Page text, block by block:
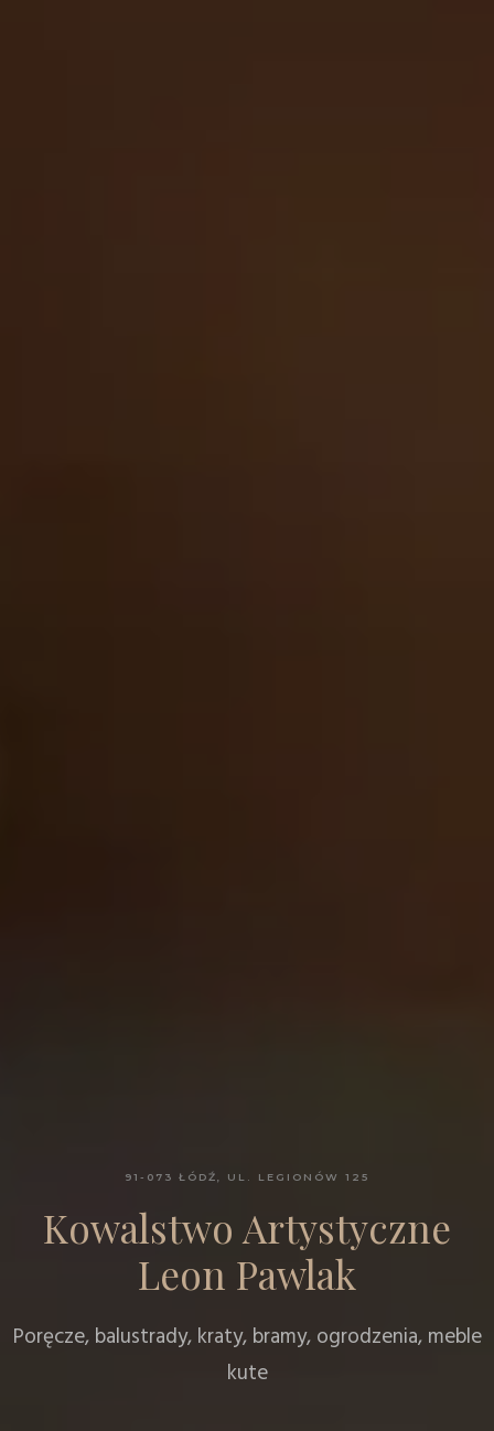
91-073 ŁÓDŹ, UL. LEGIONÓW 125
Kowalstwo Artystyczne
Leon Pawlak
Poręcze, balustrady, kraty, bramy, ogrodzenia, meble
kute